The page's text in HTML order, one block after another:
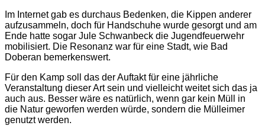
Im Internet gab es durchaus Bedenken, die Kippen anderer
aufzusammeln, doch für Handschuhe wurde gesorgt und am
Ende hatte sogar Jule Schwanbeck die Jugendfeuerwehr
mobilisiert. Die Resonanz war für eine Stadt, wie Bad
Doberan bemerkenswert.
Für den Kamp soll das der Auftakt für eine jährliche
Veranstaltung dieser Art sein und vielleicht weitet sich das ja
auch aus. Besser wäre es natürlich, wenn gar kein Müll in
die Natur geworfen werden würde, sondern die Mülleimer
genutzt werden.